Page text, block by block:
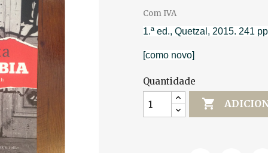
Com IVA
1.ª ed., Quetzal, 2015. 241
[como novo]
Quantidade
